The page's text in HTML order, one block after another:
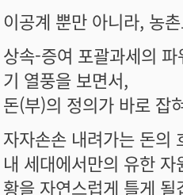
이공계 뿐만 아니라, 농
상속-증여 포괄과세의
기 열풍을 보면서,
돈(부)의 정의가 바로 잡
자자손손 내려가는 돈의
내 세대에서만의 유한
황을 자연스럽게 틀게 될